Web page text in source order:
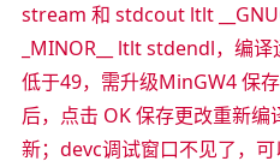
stream 和 stdcout ltlt
_MINOR__ ltlt stdendl，编
低于49，需升级MinGW4 保
后，点击 OK 保存更改重新编
新；devc调试窗口不见了，